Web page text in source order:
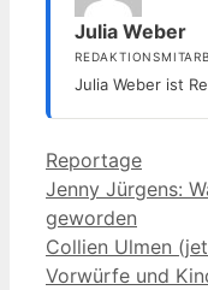
Julia Weber
Julia Weber ist
Kategorien
Reportage
Jenny Jürgens:
geworden
Collien Ulmen
Vorwürfe und